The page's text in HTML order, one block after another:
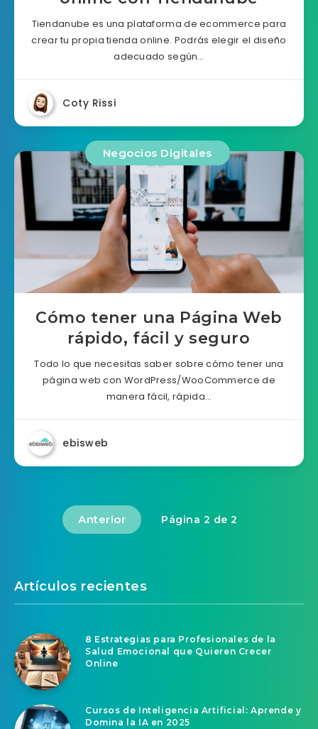
Tiendanube es una plataforma de ecommerce para
crear tu propia tienda online. Podrás elegir el diseño
adecuado según…
Coty Rissi
Negocios Digitales
Cómo tener una Página Web
rápido, fácil y seguro
Todo lo que necesitas saber sobre cómo tener una
página web con WordPress/WooCommerce de
manera fácil, rápida…
ebisweb
Anterior Página 2 de 2
Artículos recientes
8 Estrategias para Profesionales de la
Salud Emocional que Quieren Crecer
Online
Cursos de Inteligencia Artificial: Aprende y
Domina la IA en 2025